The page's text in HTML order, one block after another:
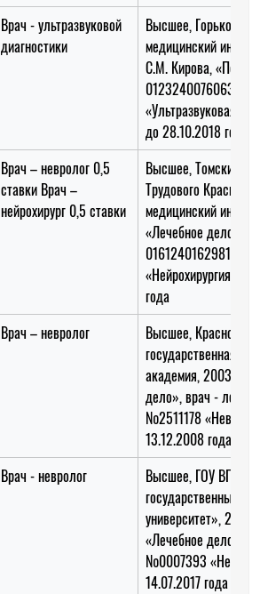
Врач - ультразвуковой
диагностики
Высшее,
медицинский
С.М. Кирова,
0123240076063
«Ультразвуковая
до 28.10.2018 года
Врач – невролог 0,5
ставки Врач –
нейрохирург 0,5 ставки
Высшее, Томский
Трудового Красного
медицинский
«Лечебное дело»,
0161240162981
«Нейрохирургия»,
года
Врач – невролог
Высшее,
государственная
академия, 2003 год
дело», врач -
№2511178
13.12.2008 года
Врач - невролог
Высшее, ГОУ ВПО
государственный
университет», 2009
«Лечебное дело»,
№0007393
14.07.2017 года